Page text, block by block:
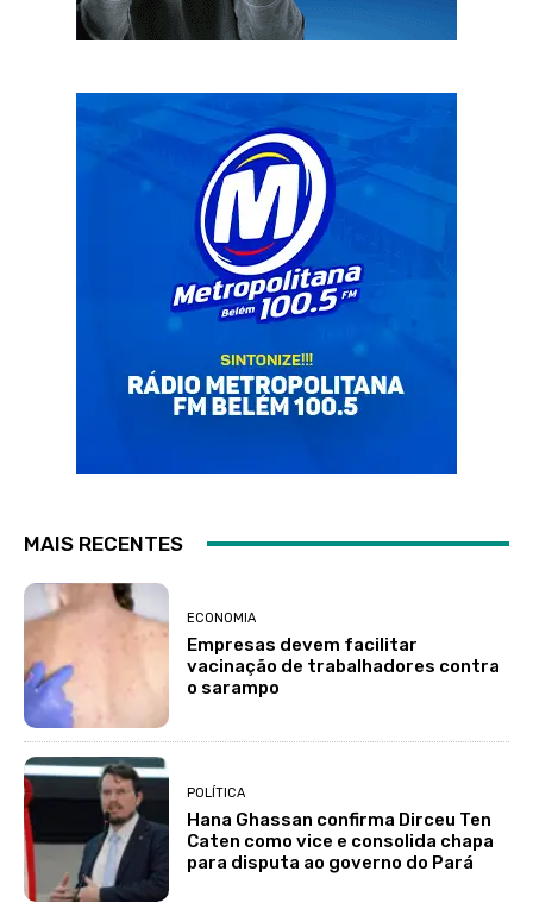
MAIS RECENTES
ECONOMIA
Empresas devem facilitar
vacinação de trabalhadores contra
o sarampo
POLÍTICA
Hana Ghassan confirma Dirceu Ten
Caten como vice e consolida chapa
para disputa ao governo do Pará